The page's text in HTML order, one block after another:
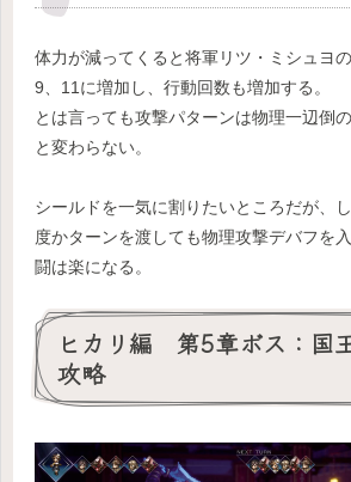
体力が減ってくると将軍リツ・ミシュヨ
9、11に増加し、行動回数も増加する。
とは言っても攻撃パターンは物理一辺倒
と変わらない。
シールドを一気に割りたいところだが、
度かターンを渡しても物理攻撃デバフを
闘は楽になる。
ヒカリ編 第5章ボス：国
攻略